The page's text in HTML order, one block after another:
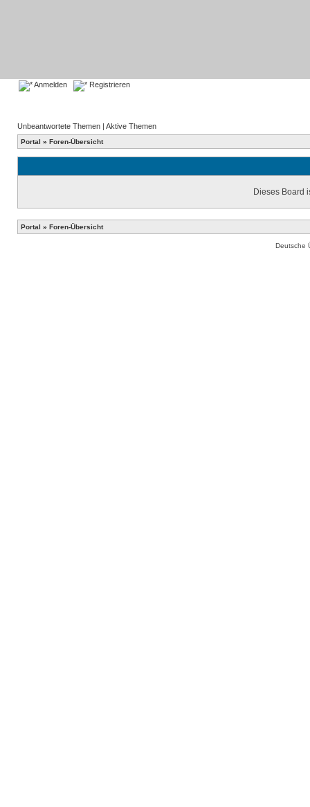
Anmelden Registrieren
Unbeantwortete Themen | Aktive Themen
Portal » Foren-Übersicht
Dieses Board
Portal » Foren-Übersicht
Deutsche